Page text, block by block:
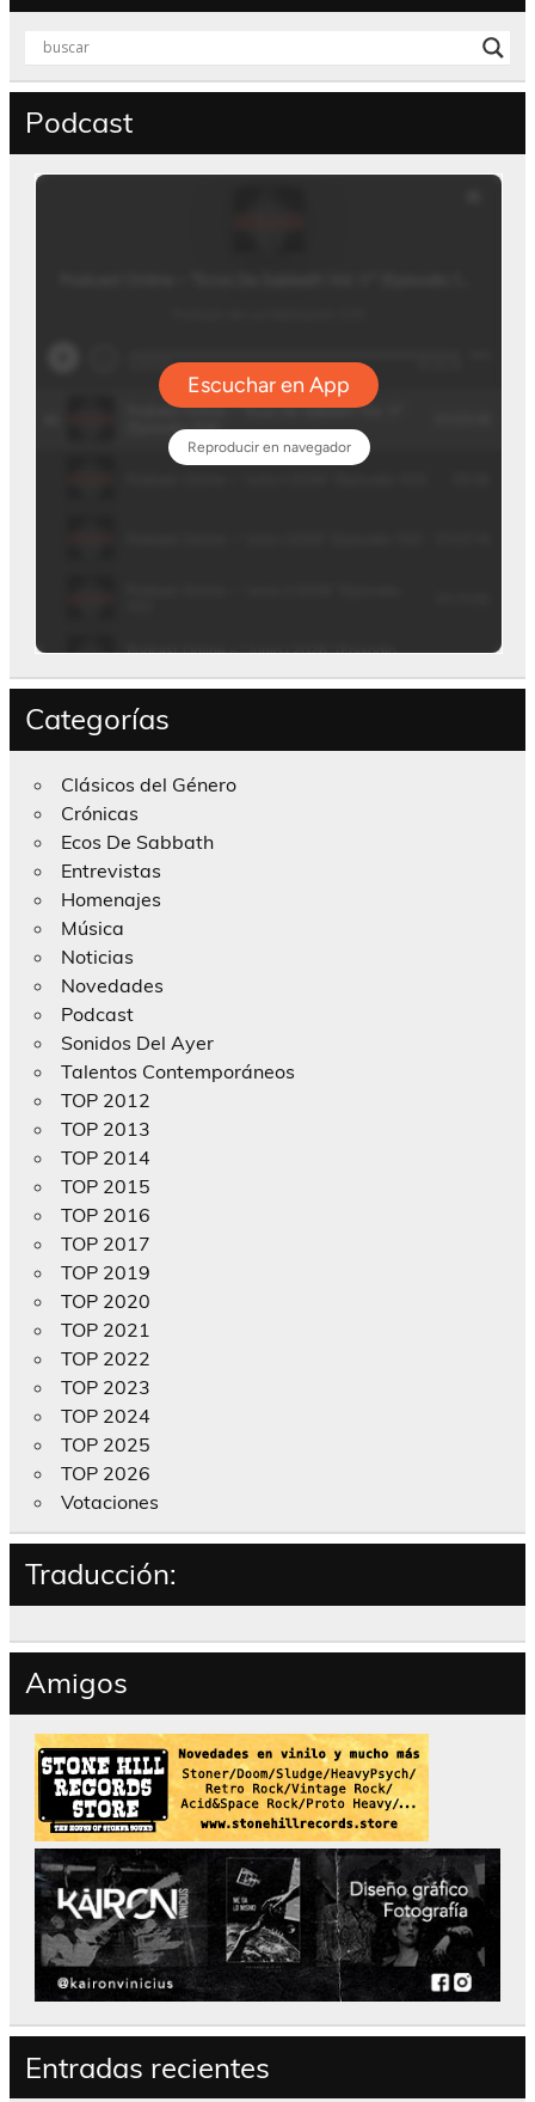
Podcast
Categorías
Clásicos del Género
Crónicas
Ecos De Sabbath
Entrevistas
Homenajes
Música
Noticias
Novedades
Podcast
Sonidos Del Ayer
Talentos Contemporáneos
TOP 2012
TOP 2013
TOP 2014
TOP 2015
TOP 2016
TOP 2017
TOP 2019
TOP 2020
TOP 2021
TOP 2022
TOP 2023
TOP 2024
TOP 2025
TOP 2026
Votaciones
Traducción:
Amigos
Entradas recientes